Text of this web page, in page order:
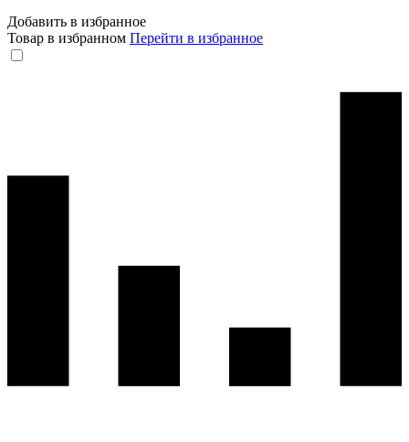
Добавить в избранное
Товар в избранном Перейти в избранное